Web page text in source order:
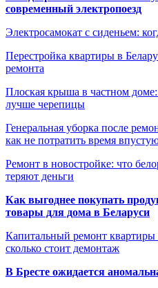
современный электропоезд
Электросамокат с сиденьем:
Перестройка квартиры в
ремонта
Плоская крыша в частном
лучше черепицы
Генеральная уборка после
как не потратить время
Ремонт в новостройке: что
теряют деньги
Как выгоднее покупать
товары для дома в Беларуси
Капитальный ремонт квартиры
сколько стоит демонтаж
В Бресте ожидается